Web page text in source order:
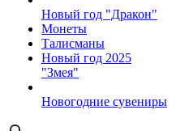
Новый год "Дракон"
Монеты
Талисманы
Новый год 2025
"Змея"
Новогодние сувениры